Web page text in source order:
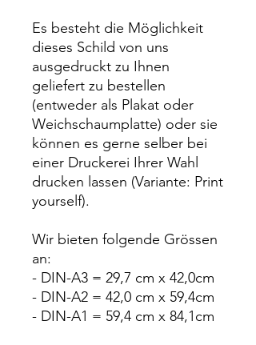
Es besteht die Möglichkeit
dieses Schild von uns
ausgedruckt zu Ihnen
geliefert zu bestellen
(entweder als Plakat oder
Weichschaumplatte) oder sie
können es gerne selber bei
einer Druckerei Ihrer Wahl
drucken lassen (Variante: Print
yourself).
Wir bieten folgende Grössen
an:
- DIN-A3 = 29,7 cm x 42,0cm
- DIN-A2 = 42,0 cm x 59,4cm
- DIN-A1 = 59,4 cm x 84,1cm